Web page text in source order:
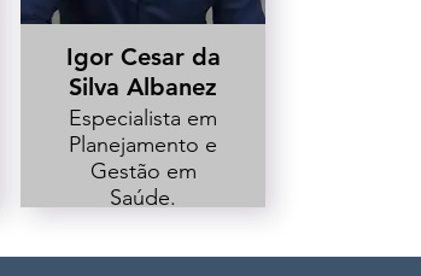
Igor Cesar da
Silva Albanez
Especialista em
Planejamento e
Gestão em
Saúde.
Administrativo da